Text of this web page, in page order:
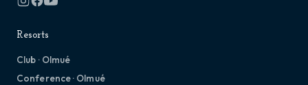
Resorts
Club · Olmué
Conference · Olmué